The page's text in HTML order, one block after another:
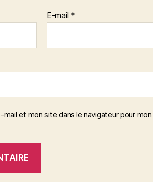
E-mail *
mail et mon site dans le navigateur pour mon